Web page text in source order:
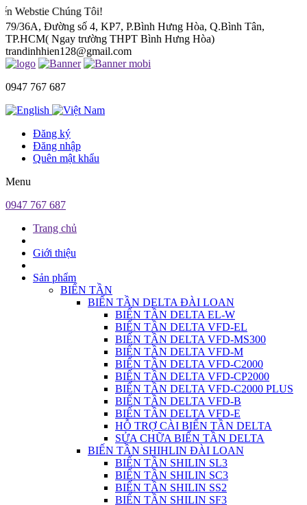
Tôi!
79/36A, Đường số 4, KP7, P.Bình Hưng Hòa, Q.Bình Tân,
TP.HCM( Ngay trường THPT Bình Hưng Hòa)
trandinhhien128@gmail.com
0947 767 687
Đăng ký
Đăng nhập
Quên mật khẩu
Menu
0947 767 687
Trang chủ
Giới thiệu
Sản phẩm
BIẾN TẦN
BIẾN TẦN DELTA ĐÀI LOAN
BIẾN TẦN DELTA EL-W
BIẾN TẦN DELTA VFD-EL
BIẾN TẦN DELTA VFD-MS300
BIẾN TẦN DELTA VFD-M
BIẾN TẦN DELTA VFD-C2000
BIẾN TẦN DELTA VFD-CP2000
BIẾN TẦN DELTA VFD-C2000 PLUS
BIẾN TẦN DELTA VFD-B
BIẾN TẦN DELTA VFD-E
HỖ TRỢ CÀI BIẾN TẦN DELTA
SỬA CHỮA BIẾN TẦN DELTA
BIẾN TẦN SHIHLIN ĐÀI LOAN
BIẾN TẦN SHILIN SL3
BIẾN TẦN SHILIN SC3
BIẾN TẦN SHILIN SS2
BIẾN TẦN SHILIN SF3